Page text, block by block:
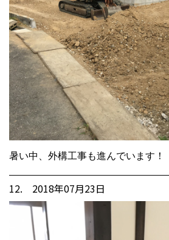
暑い中、外構工事も進んでいます！
12. 2018年07月23日